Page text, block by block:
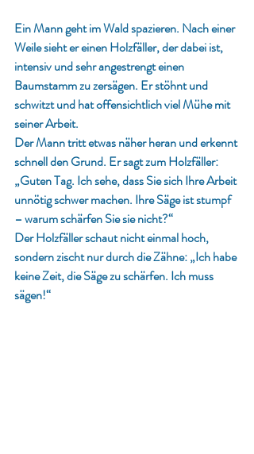
Ein Mann geht im Wald spazieren. Nach einer
Weile sieht er einen Holzfäller, der dabei ist,
intensiv und sehr angestrengt einen
Baumstamm zu zersägen. Er stöhnt und
schwitzt und hat offensichtlich viel Mühe mit
seiner Arbeit.
Der Mann tritt etwas näher heran und erkennt
schnell den Grund. Er sagt zum Holzfäller:
„Guten Tag. Ich sehe, dass Sie sich Ihre Arbeit
unnötig schwer machen. Ihre Säge ist stumpf
– warum schärfen Sie sie nicht?“
Der Holzfäller schaut nicht einmal hoch,
sondern zischt nur durch die Zähne: „Ich habe
keine Zeit, die Säge zu schärfen. Ich muss
sägen!“